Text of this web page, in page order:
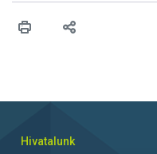
Hivatalunk